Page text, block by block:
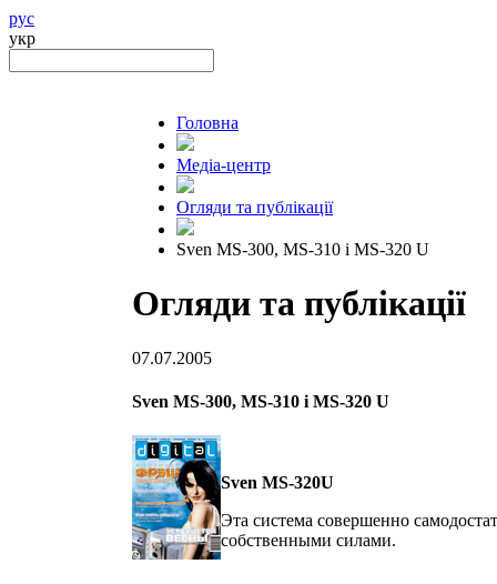
рус
укр
Головна
Медіа-центр
Огляди та публікації
Sven MS-300, MS-310 і MS-320 U
Огляди та публікації
07.07.2005
Sven MS-300, MS-310 і MS-320 U
Sven MS-320U
Эта система совершенно
собственными силами.